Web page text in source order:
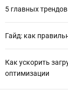
5 главных
Гайд: как
Как ускорить
оптимизации